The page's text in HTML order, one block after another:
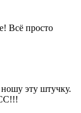
Всё просто
эту штучку.